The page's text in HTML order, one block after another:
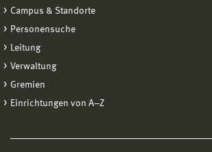
Campus & Standorte
Personensuche
Leitung
Verwaltung
Gremien
Einrichtungen von A−Z